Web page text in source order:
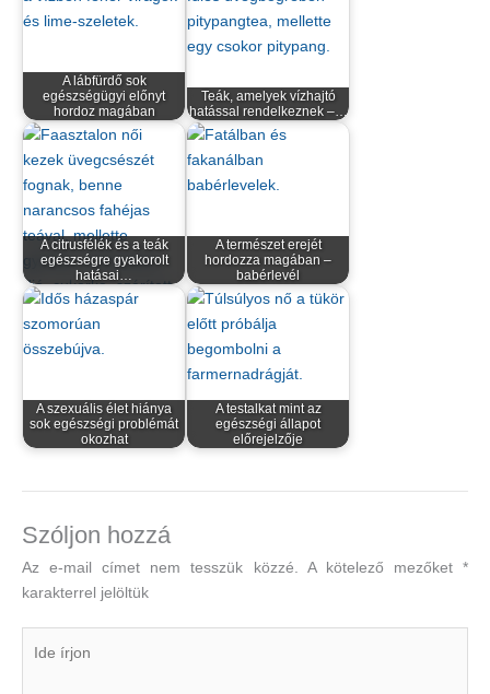
A lábfürdő sok
egészségügyi előnyt
hordoz magában
Teák, amelyek vízhajtó
hatással rendelkeznek –…
A citrusfélék és a teák
egészségre gyakorolt
hatásai…
A természet erejét
hordozza magában –
babérlevél
A szexuális élet hiánya
sok egészségi problémát
okozhat
A testalkat mint az
egészségi állapot
előrejelzője
Szóljon hozzá
Az e-mail címet nem tesszük közzé. A kötelező mezőket*
karakterrel jelöltük